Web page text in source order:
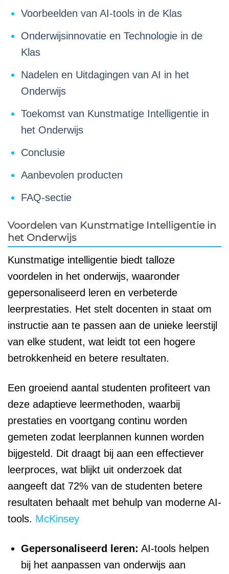
Voorbeelden van AI-tools in de Klas
Onderwijsinnovatie en Technologie in de
Klas
Nadelen en Uitdagingen van AI in het
Onderwijs
Toekomst van Kunstmatige Intelligentie in
het Onderwijs
Conclusie
Aanbevolen producten
FAQ-sectie
Voordelen van Kunstmatige Intelligentie in
het Onderwijs
Kunstmatige intelligentie biedt talloze
voordelen in het onderwijs, waaronder
gepersonaliseerd leren en verbeterde
leerprestaties. Het stelt docenten in staat om
instructie aan te passen aan de unieke leerstijl
van elke student, wat leidt tot een hogere
betrokkenheid en betere resultaten.
Een groeiend aantal studenten profiteert van
deze adaptieve leermethoden, waarbij
prestaties en voortgang continu worden
gemeten zodat leerplannen kunnen worden
bijgesteld. Dit draagt bij aan een effectiever
leerproces, wat blijkt uit onderzoek dat
aangeeft dat 72% van de studenten betere
resultaten behaalt met behulp van moderne AI-
tools. McKinsey
Gepersonaliseerd leren: AI-tools helpen
bij het aanpassen van onderwijs aan